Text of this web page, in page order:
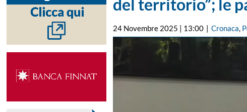
del territorio”; le
24 Novembre 2025 | 13:00 | Cronaca,